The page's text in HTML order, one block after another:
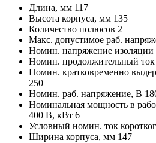
Длина, мм 117
Высота корпуса, мм 135
Количество полюсов 2
Макс. допустимое раб.
Номин. напряжение
Номин. продолжительный
Номин. кратковременно
250
Номин. раб. напряжение, В
Номинальная мощность в
400 В, кВт 6
Условный номин. ток
Ширина корпуса, мм 147